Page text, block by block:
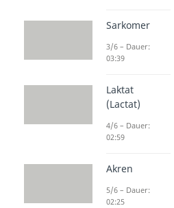
und welche
du in unserem
Glykolyse
zur
Sarkomer
3/6 – Dauer:
03:39
Laktat
(Lactat)
4/6 – Dauer:
02:59
Akren
5/6 – Dauer:
02:25